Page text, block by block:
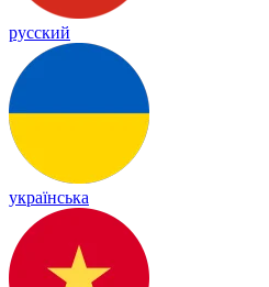
русский
українська